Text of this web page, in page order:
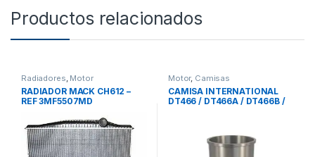
Productos relacionados
Radiadores, Motor
RADIADOR MACK CH612 –
REF 3MF5507MD
Motor, Camisas
CAMISA INTERNATIONAL
DT466 / DT466A / DT466B /